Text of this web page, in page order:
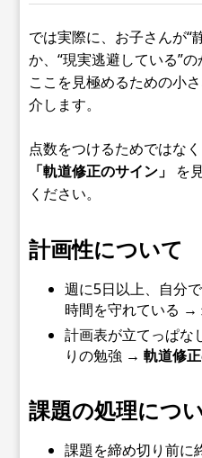
では実際に、お子さんが“
か、“現実逃避している”の
ここを見極めるための小
介します。
点数をつけるためではなく
「軌道修正のサイン」
を
ください。
計画性について
週に5日以上、自分
時間を守れている →
計画表が立てっぱな
りの勉強 →軌道修
課題の処理につ
課題を締め切り前に